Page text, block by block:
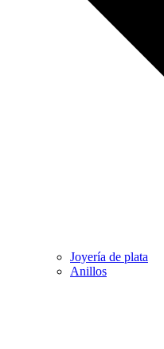
Joyería de plata
Anillos